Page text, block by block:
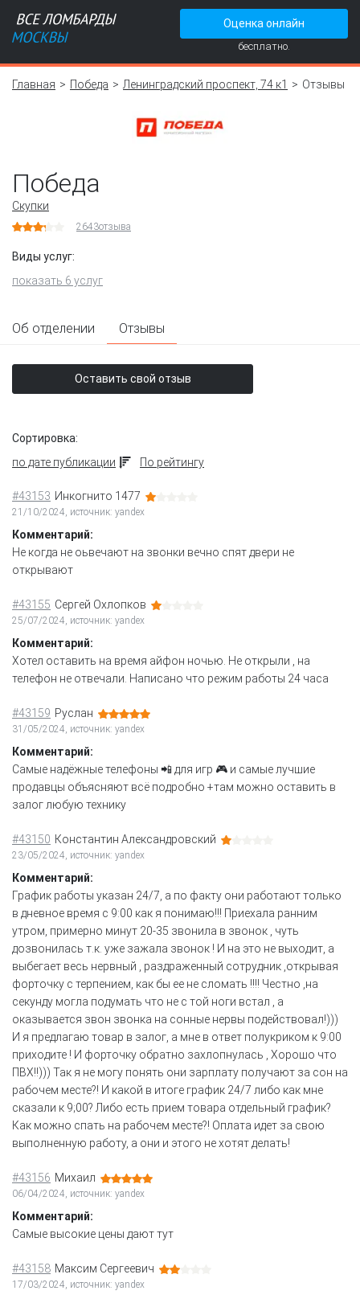
Оценка онлайн
бесплатно.
Главная Победа Ленинградский проспект, 74 к1 Отзывы
Победа
Скупки
2643отзыва
Виды услуг:
показать 6 услуг
Об отделении Отзывы
Оставить свой отзыв
Сортировка:
по дате публикации
По рейтингу
#43153 Инкогнито 1477
21/10/2024, источник: yandex
Комментарий:
Не когда не оьвечают на звонки вечно спят двери не
открывают
#43155 Сергей Охлопков
25/07/2024, источник: yandex
Комментарий:
Хотел оставить на время айфон ночью. Не открыли , на
телефон не отвечали. Написано что режим работы 24 часа
#43159 Руслан
31/05/2024, источник: yandex
Комментарий:
Самые надёжные телефоны 📲 для игр 🎮 и самые лучшие
продавцы объясняют всё подробно +там можно оставить в
залог любую технику
#43150 Константин Александровский
23/05/2024, источник: yandex
Комментарий:
График работы указан 24/7, а по факту они работают только
в дневное время с 9:00 как я понимаю!!! Приехала ранним
утром, примерно минут 20-35 звонила в звонок , чуть
дозвонилась т.к. уже зажала звонок ! И на это не выходит, а
выбегает весь нервный , раздраженный сотрудник ,открывая
форточку с терпением, как бы ее не сломать !!!! Честно ,на
секунду могла подумать что не с той ноги встал , а
оказывается звон звонка на сонные нервы подействовал!)))
И я предлагаю товар в залог, а мне в ответ полукриком к 9:00
приходите ! И форточку обратно захлопнулась , Хорошо что
ПВХ!!))) Так я не могу понять они зарплату получают за сон на
рабочем месте?! И какой в итоге график 24/7 либо как мне
сказали к 9;00? Либо есть прием товара отдельный график?
Как можно спать на рабочем месте?! Оплата идет за свою
выполненную работу, а они и этого не хотят делать!
#43156 Михаил
06/04/2024, источник: yandex
Комментарий:
Самые высокие цены дают тут
#43158 Максим Сергеевич
17/03/2024, источник: yandex